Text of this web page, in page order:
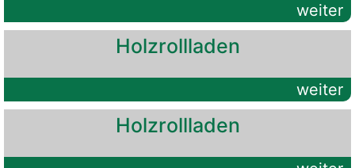
weiter
Holzrollladen
weiter
Holzrollladen